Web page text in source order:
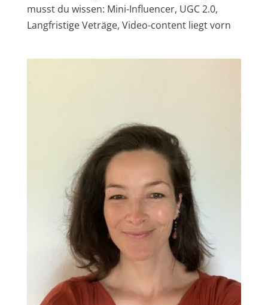
musst du wissen: Mini-Influencer, UGC 2.0,
Langfristige Veträge, Video-content liegt vorn